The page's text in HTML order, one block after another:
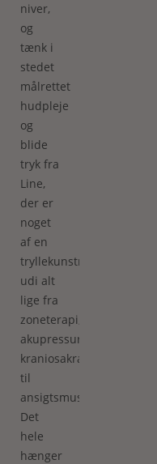
niver,
og
tænk i
stedet
målrettet
hudpleje
og
blide
tryk fra
Line,
der er
noget
af en
tryllekunstner
udi alt
lige fra
zoneterapi,
akupressur,
kraniosakralterapi
til
ansigtsmuskulatur.
Det
hele
hænger